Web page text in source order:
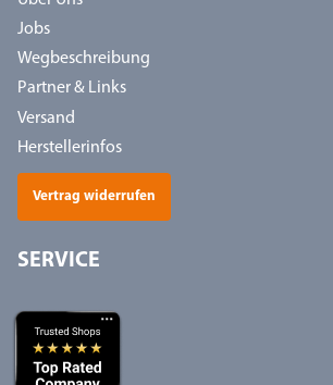
Jobs
Wegbeschreibung
Partner & Links
Versand
Herstellerinfos
Vertrag widerrufen
SERVICE